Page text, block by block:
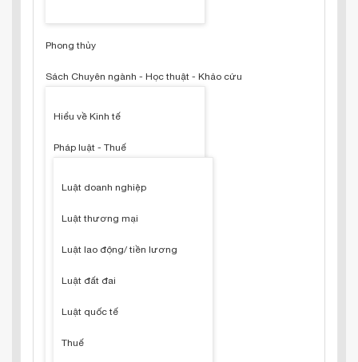
Phong thủy
Sách Chuyên ngành - Học thuật - Khảo cứu
Hiểu về Kinh tế
Pháp luật - Thuế
Luật doanh nghiệp
Luật thương mại
Luật lao động/ tiền lương
Luật đất đai
Luật quốc tế
Thuế